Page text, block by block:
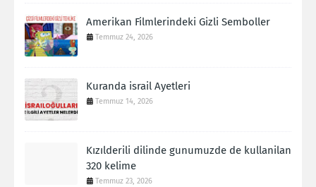
Amerikan Filmlerindeki Gizli Semboller
Temmuz 24, 2026
Kuranda israil Ayetleri
Temmuz 14, 2026
Kızılderili dilinde gunumuzde de kullanilan
320 kelime
Temmuz 23, 2026